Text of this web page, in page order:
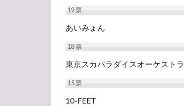
19票
あいみょん
18票
東京スカパラダイスオーケストラ
15票
10-FEET